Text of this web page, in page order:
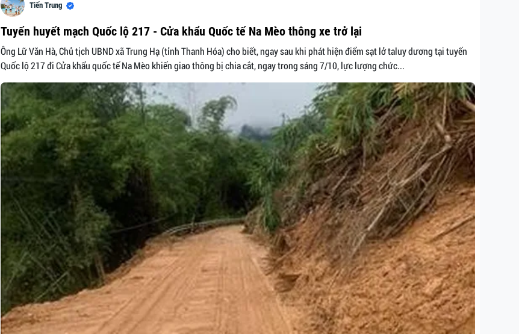
Tiến Trung
Tuyến huyết mạch Quốc lộ 217 - Cửa khẩu Quốc tế Na Mèo thông xe trở lại
Ông Lữ Văn Hà, Chủ tịch UBND xã Trung Hạ (tỉnh Thanh Hóa) cho biết, ngay sau khi phát hiện điểm sạt lở taluy dương tại tuyến
Quốc lộ 217 đi Cửa khẩu quốc tế Na Mèo khiến giao thông bị chia cắt, ngay trong sáng 7/10, lực lượng chức...